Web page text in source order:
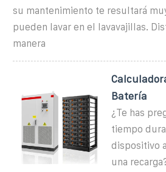
su mantenimiento te resultará
pueden lavar en el lavavajillas.
manera
Batería
¿Te has
tiempo
dispositivo
una